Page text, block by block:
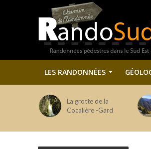
LES RANDONNÉES
La grotte de la
Cocalière -Gard